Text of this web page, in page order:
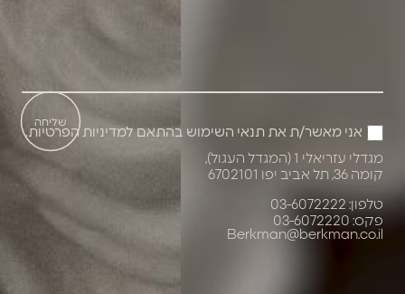
אני מאשר/ת את תנאי השימוש בהתאם למדיניות הפרטיות .
שליחה
מגדלי עזריאלי 1 (המגדל העגול),
קומה 36, תל אביב יפו 6702101
טלפון: 03-6072222
פקס: 03-6072220
Berkman@berkman.co.il